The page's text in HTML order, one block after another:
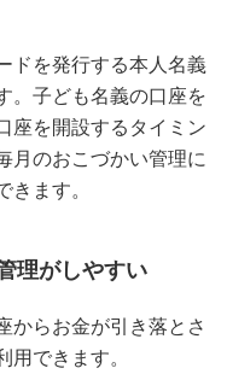
ドを発行する本人名義
。子ども名義の口座を
座を開設するタイミン
月のおこづかい管理に
きます。
理がしやすい
からお金が引き落とさ
用できます。